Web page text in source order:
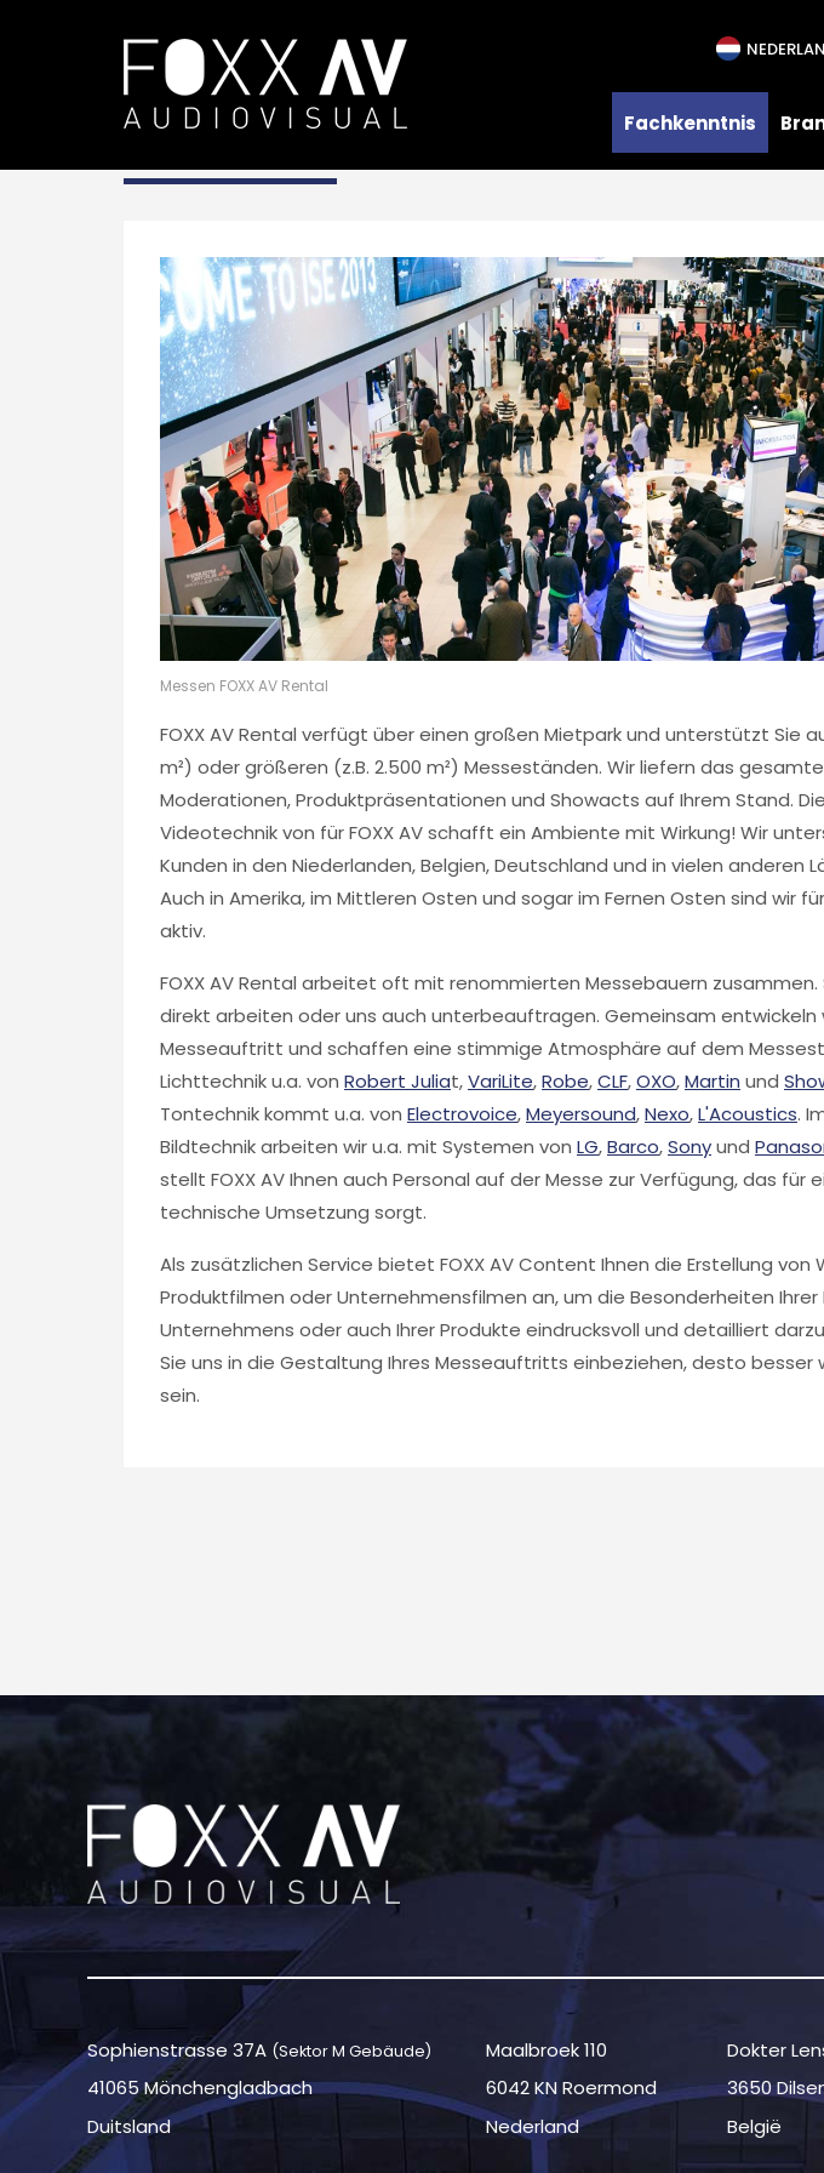
Fachkenntnis
DE Fachkenntnis Messen
Messen FOXX AV Rental
FOXX AV Rental verfügt über einen großen Mietpark und unterstützt Sie
m²) oder größeren (z.B. 2.500 m²) Messeständen. Wir liefern das
Moderationen, Produktpräsentationen und Showacts auf Ihrem Stand.
Videotechnik von für FOXX AV schafft ein Ambiente mit Wirkung! Wir
Kunden in den Niederlanden, Belgien, Deutschland und in vielen anderen
Auch in Amerika, im Mittleren Osten und sogar im Fernen Osten sind wir
aktiv.
FOXX AV Rental arbeitet oft mit renommierten Messebauern zusammen.
direkt arbeiten oder uns auch unterbeauftragen. Gemeinsam entwickeln
Messeauftritt und schaffen eine stimmige Atmosphäre auf dem
Lichttechnik u.a. von Robert Juliat,VariLite,Robe,CLF,OXO,Martin und
Tontechnik kommt u.a. von Electrovoice,Meyersound,Nexo,L'Acoustics.
Bildtechnik arbeiten wir u.a. mit Systemen von LG,Barco,Sonyund
stellt FOXX AV Ihnen auch Personal auf der Messe zur Verfügung, das für
technische Umsetzung sorgt.
Als zusätzlichen Service bietet FOXX AV Content Ihnen die Erstellung von
Produktfilmen oder Unternehmensfilmen an, um die Besonderheiten Ihrer
Unternehmens oder auch Ihrer Produkte eindrucksvoll und detailliert
Sie uns in die Gestaltung Ihres Messeauftritts einbeziehen, desto besser
sein.
Sophienstrasse 37A (Sektor M Gebäude)
41065 Mönchengladbach
Duitsland
Maalbroek 110
6042 KN Roermond
Nederland
Dokter
3650
België